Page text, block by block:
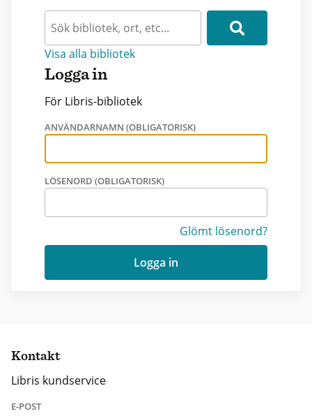
Visa alla bibliotek
Logga in
För Libris-bibliotek
ANVÄNDARNAMN (OBLIGATORISK)
LÖSENORD (OBLIGATORISK)
Glömt lösenord?
Logga in
Kontakt
Libris kundservice
E-POST